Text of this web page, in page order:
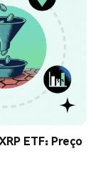
ETF: Preço